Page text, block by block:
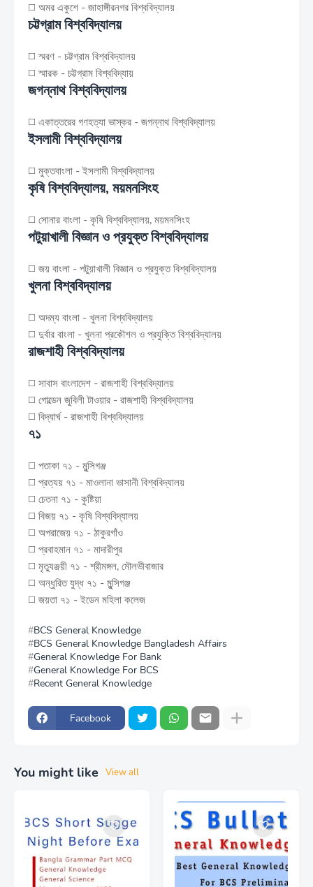
◻️ অমর একুশে - জাহাঙ্গীরনগর বিশ্ববিদ্যালয়
চট্টগ্রাম বিশ্ববিদ্যালয়
◻️ স্মরণ - চট্টগ্রাম বিশ্ববিদ্যালয়
◻️ স্মারক - চট্টগ্রাম বিশ্ববিদ্যায়
জগন্নাথ বিশ্ববিদ্যালয়
◻️ একাত্তরের গণহত্যা ভাস্কর - জগন্নাথ বিশ্ববিদ্যালয়
ইসলামী বিশ্ববিদ্যালয়
◻️ মুক্তবাংলা - ইসলামী বিশ্ববিদ্যালয়
কৃষি বিশ্ববিদ্যালয়, ময়মনসিংহ
◻️ সোনার বাংলা - কৃষি বিশ্ববিদ্যালয়, ময়মনসিংহ
পটুয়াখালী বিজ্ঞান ও প্রযুক্ত বিশ্ববিদ্যালয়
◻️ জয় বাংলা - পটুয়াখালী বিজ্ঞান ও প্রযুক্ত বিশ্ববিদ্যালয়
খুলনা বিশ্ববিদ্যালয়
◻️ অদম্য বাংলা - খুলনা বিশ্ববিদ্যালয়
◻️ দুর্বার বাংলা - খুলনা প্রকৌশল ও প্রযুক্তি বিশ্ববিদ্যালয়
রাজশাহী বিশ্ববিদ্যালয়
◻️ সাবাস বাংলাদেশ - রাজশাহী বিশ্ববিদ্যালয়
◻️ গোল্ডেন জুবিলী টাওয়ার - রাজশাহী বিশ্ববিদ্যালয়
◻️ বিদ্যার্ঘ - রাজশাহী বিশ্ববিদ্যালয়
৭১
◻️ পতাকা ৭১ - মুন্সিগঞ্জ
◻️ প্রত্যয় ৭১ - মাওলানা ভাসানী বিশ্ববিদ্যালয়
◻️ চেতনা ৭১ - কুষ্টিয়া
◻️ বিজয় ৭১ - কৃষি বিশ্ববিদ্যালয়
◻️ অপরাজেয় ৭১ - ঠাকুরগাঁও
◻️ প্রবাহমান ৭১ - মাদারীপুর
◻️ মৃত্যুঞ্জয়ী ৭১ - শ্রীমঙ্গল, মৌলভীবাজার
◻️ অন্ধুরিত যুদ্ধ ৭১ - মুন্সিগঞ্জ
◻️ জয়তা ৭১ - ইডেন মহিলা কলেজ
BCS General Knowledge
BCS General Knowledge Bangladesh Affairs
General Knowledge For Bank
General Knowledge For BCS
Recent General Knowledge
Facebook
You might like View all